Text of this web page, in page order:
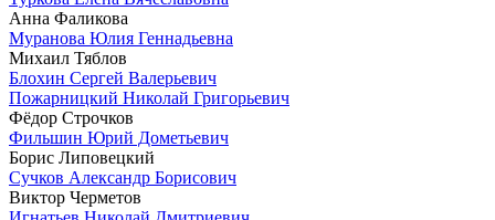
Анна Фаликова
Муранова Юлия Геннадьевна
Михаил Тяблов
Блохин Сергей Валерьевич
Пожарницкий Николай Григорьевич
Фёдор Строчков
Фильшин Юрий Дометьевич
Борис Липовецкий
Сучков Александр Борисович
Виктор Черметов